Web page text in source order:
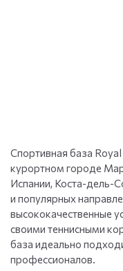
Спортивная база
курортном городе
Испании, Коста-дель-
и популярных
высококачественные
своими теннисными
база идеально
профессионалов.